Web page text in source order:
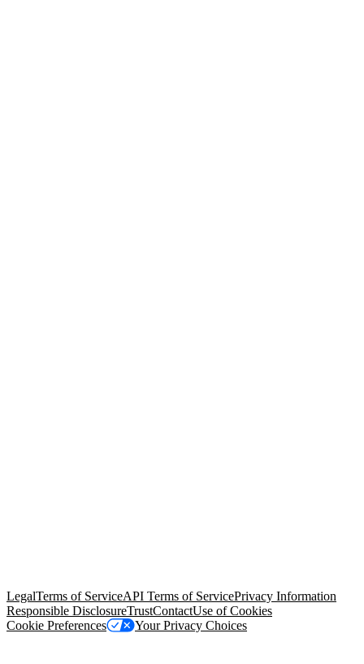
LegalTerms of ServiceAPI Terms of ServicePrivacy Information
Responsible DisclosureTrustContactUse of Cookies
Cookie Preferences
Your Privacy Choices